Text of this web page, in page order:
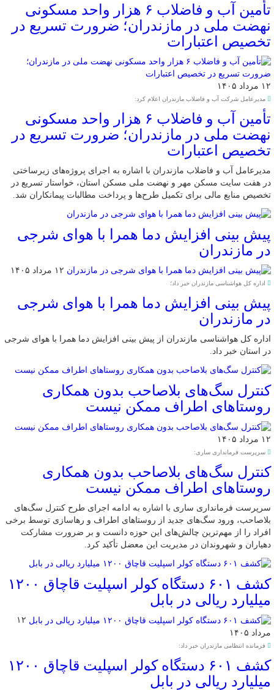
تأمین آب و فاضلاب ۶ هزار واحد مسکونی
نهضت ملی در مازندران؛ ضرورت تسریع در
تخصیص اعتبارات
۱۲ مرداد ۱۴۰۵
مدیرعامل شرکت آب و فاضلاب مازندران اعلام کرد:
تأمین آب و فاضلاب ۶ هزار واحد مسکونی
نهضت ملی در مازندران؛ ضرورت تسریع در
تخصیص اعتبارات
مدیرعامل آب و فاضلاب مازندران با اشاره به اجرای پروژه‌های زیرساختی
در هفت سایت مسکن مهر و نهضت ملی مسکن استان، خواستار تسریع در
تخصیص منابع مالی برای تکمیل طرح‌ها و پرداخت مطالبات پیمانکاران شد.
پیش بینی افزایش دما همرا با هوای شرجی
در مازندران
۱۲ مرداد ۱۴۰۵
اداره کل هواشناسی مازندران خبر داد؛
پیش بینی افزایش دما همرا با هوای شرجی
در مازندران
اداره کل هواشناسی مازندران از پیش بینی افزایش دما همرا با هوای شرجی
در استان خبر داد.
کنترل سگ‌های بلاصاحب بدون همکاری
روستاهای اطراف ممکن نیست
۱۲ مرداد ۱۴۰۵
سرپرست فرمانداری ساری:
کنترل سگ‌های بلاصاحب بدون همکاری
روستاهای اطراف ممکن نیست
سرپرست فرمانداری ساری با اشاره به ادامه اجرای طرح کنترل سگ‌های
بلاصاحب، ورود سگ‌های جدید از روستاهای اطراف و رهاسازی توسط برخی
افراد را از مهم‌ترین چالش‌های این حوزه دانست و بر ضرورت مشارکت
دهیاران و شهروندان در مدیریت این معضل تأکید کرد.
کشف ۶۰۱ دستگاه کولر اسپلیت قاچاق ۱۲۰۰
میلیارد ریالی در بابل
۱۲
مرداد ۱۴۰۵
فرمانده انتظامی مازندران خبر داد:
کشف ۶۰۱ دستگاه کولر اسپلیت قاچاق ۱۲۰۰
میلیارد ریالی در بابل